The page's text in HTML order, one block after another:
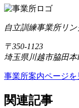
自立訓練事業所リ
〒350-1123
埼玉県川越市脇田本
事業所案内ページを
関連記事